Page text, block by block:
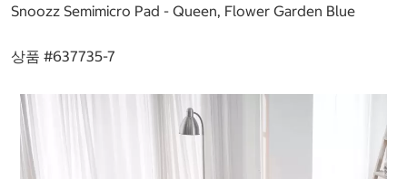
Snoozz Semimicro Pad - Queen, Flower Garden Blue
상품 #637735-7